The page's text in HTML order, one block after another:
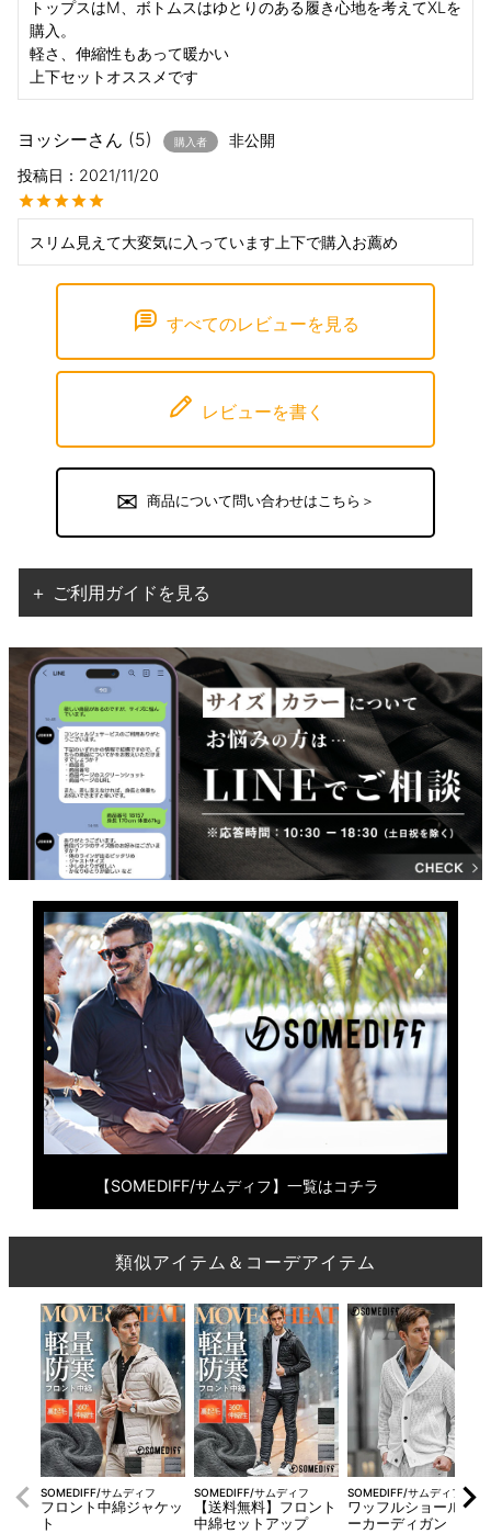
トップスはM、ボトムスはゆとりのある履き心地を考えてXLを
購入。
軽さ、伸縮性もあって暖かい
ヨッシー 5 購入者
非公開
投稿日
2021/11/20
スリム見えて大変気に入っています上下で購入お薦め
すべてのレビューを見る
レビューを書く
商品について問い合わせはこちら＞
＋ ご利用ガイドを見る
【SOMEDIFF/サムディフ】一覧はコチラ
類似アイテム＆コーデアイテム
SOMEDIFF/サムディフ
フロント中綿ジャケッ
ト
SOMEDIFF/サムディフ
【送料無料】フロント
中綿セットアップ
SOMEDIFF/サムディフ
ワッフルショールカラ
ーカーディガン